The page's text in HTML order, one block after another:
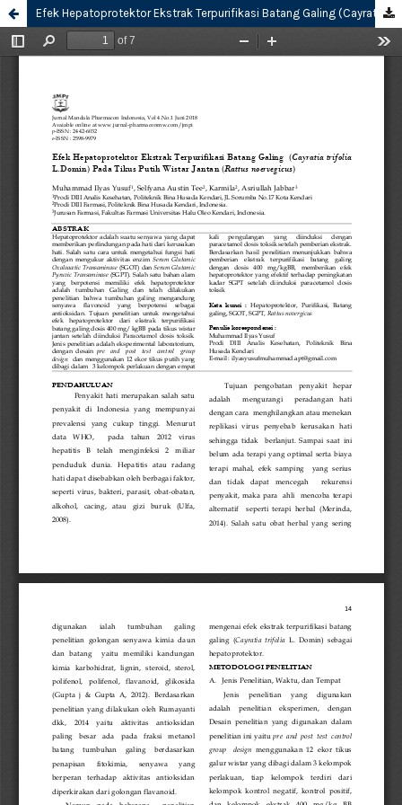
Efek Hepatoprotektor Ekstrak Terpurifikasi Batang Galing (Cayratia trifolia L.Domin) Pada Tikus Putih Wistar Jantan (Rattus noervegicus)